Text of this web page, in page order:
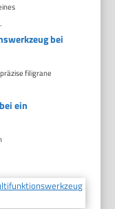
bei
filigrane
ein